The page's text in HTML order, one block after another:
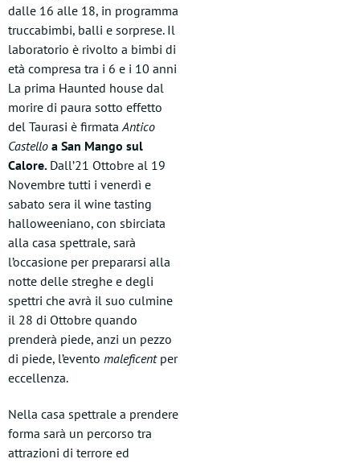
dalle 16 alle 18, in programma
truccabimbi, balli e sorprese. Il
laboratorio è rivolto a bimbi di
età compresa tra i 6 e i 10 anni
La prima Haunted house dal
morire di paura sotto effetto
del Taurasi è firmataAntico
Castello a San Mango sul
Calore. Dall’21 Ottobre al 19
Novembre tutti i venerdì e
sabato sera il wine tasting
halloweeniano, con sbirciata
alla casa spettrale, sarà
l’occasione per prepararsi alla
notte delle streghe e degli
spettri che avrà il suo culmine
il 28 di Ottobre quando
prenderà piede, anzi un pezzo
di piede, l’evento maleficentper
eccellenza.
Nella casa spettrale a prendere
forma sarà un percorso tra
attrazioni di terrore ed